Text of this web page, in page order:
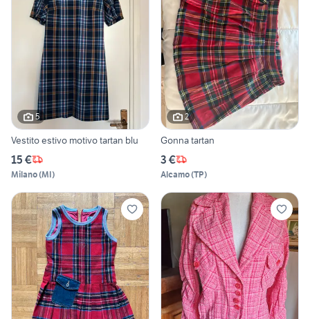
5
Vestito estivo motivo tartan blu
15 €
Milano(MI)
2
Gonna tartan
3 €
Alcamo(TP)